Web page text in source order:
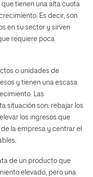
tienen una alta cuota
Es decir, son
en su sector y sirven
requiere poca
o unidades de
y tienen una escasa
Las
situación son: rebajar los
los ingresos que
la empresa y centrar el
de un producto que
elevado, pero una